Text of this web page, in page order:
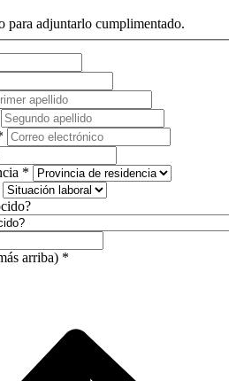
para adjuntarlo cumplimentado.
*
arriba) *